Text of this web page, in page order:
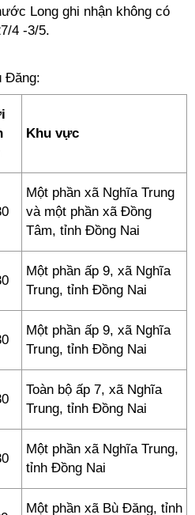
Long ghi nhận không có
4 -3/5.
Đăng:
Khu vực
Một phần xã Nghĩa Trung
và một phần xã Đồng
Tâm, tỉnh Đồng Nai
Một phần ấp 9, xã Nghĩa
Trung, tỉnh Đồng Nai
Một phần ấp 9, xã Nghĩa
Trung, tỉnh Đồng Nai
Toàn bộ ấp 7, xã Nghĩa
Trung, tỉnh Đồng Nai
Một phần xã Nghĩa Trung,
tỉnh Đồng Nai
Một phần xã Bù Đăng, tỉnh